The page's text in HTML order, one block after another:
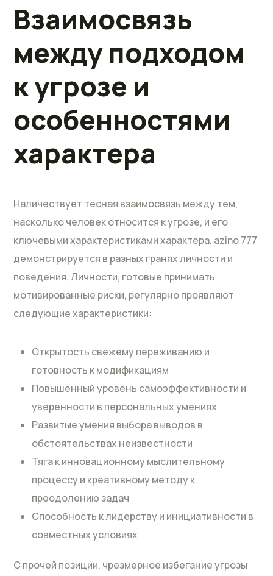
Взаимосвязь
между подходом
к угрозе и
особенностями
характера
Наличествует тесная взаимосвязь между тем,
насколько человек относится к угрозе, и его
ключевыми характеристиками характера. azino 777
демонстрируется в разных гранях личности и
поведения. Личности, готовые принимать
мотивированные риски, регулярно проявляют
следующие характеристики:
Открытость свежему переживанию и
готовность к модификациям
Повышенный уровень самоэффективности и
уверенности в персональных умениях
Развитые умения выбора выводов в
обстоятельствах неизвестности
Тяга к инновационному мыслительному
процессу и креативному методу к
преодолению задач
Способность к лидерству и инициативности в
совместных условиях
С прочей позиции, чрезмерное избегание угрозы